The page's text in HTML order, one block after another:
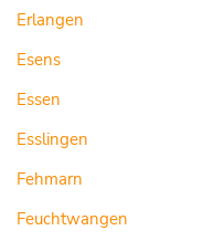
Erlangen
Esens
Essen
Esslingen
Fehmarn
Feuchtwangen